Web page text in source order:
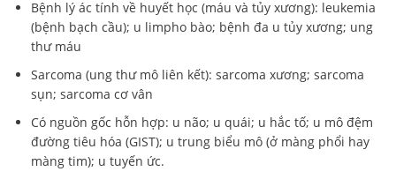
Bệnh lý ác tính về huyết học (máu và tủy xương): leukemia
(bệnh bạch cầu); u limpho bào; bệnh đa u tủy xương; ung
thư máu
Sarcoma (ung thư mô liên kết): sarcoma xương; sarcoma
sụn; sarcoma cơ vân
Có nguồn gốc hỗn hợp: u não; u quái; u hắc tố; u mô đệm
đường tiêu hóa (GIST); u trung biểu mô (ở màng phổi hay
màng tim); u tuyến ức.